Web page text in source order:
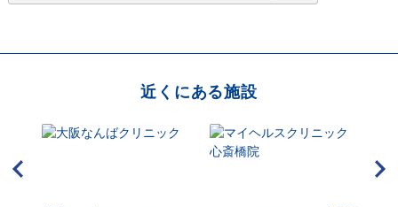
近くにある施設